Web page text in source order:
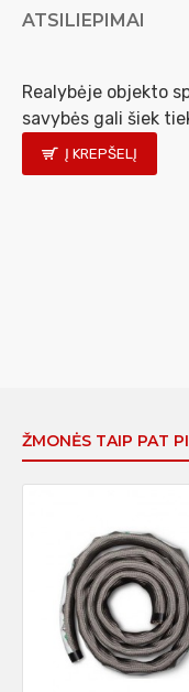
ATSILIEPIMAI
Realybėje objekto
savybės gali šiek
Į KREPŠELĮ
ŽMONĖS TAIP PAT